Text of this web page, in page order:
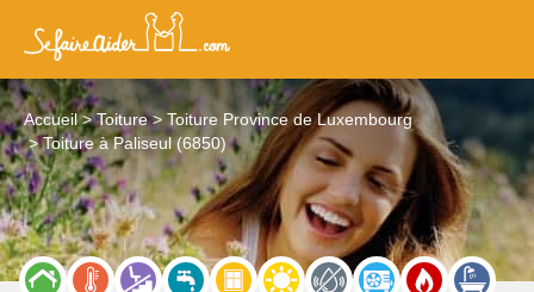
Accueil Toiture
Toiture Province de Luxembourg
Toiture à Paliseul (6850)